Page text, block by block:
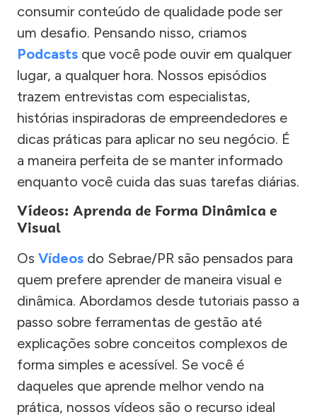
consumir conteúdo de qualidade pode ser
um desafio. Pensando nisso, criamos
Podcasts que você pode ouvir em qualquer
lugar, a qualquer hora. Nossos episódios
trazem entrevistas com especialistas,
histórias inspiradoras de empreendedores e
dicas práticas para aplicar no seu negócio. É
a maneira perfeita de se manter informado
enquanto você cuida das suas tarefas diárias.
Vídeos: Aprenda de Forma Dinâmica e
Visual
Os Vídeos do Sebrae/PR são pensados para
quem prefere aprender de maneira visual e
dinâmica. Abordamos desde tutoriais passo a
passo sobre ferramentas de gestão até
explicações sobre conceitos complexos de
forma simples e acessível. Se você é
daqueles que aprende melhor vendo na
prática, nossos vídeos são o recurso ideal